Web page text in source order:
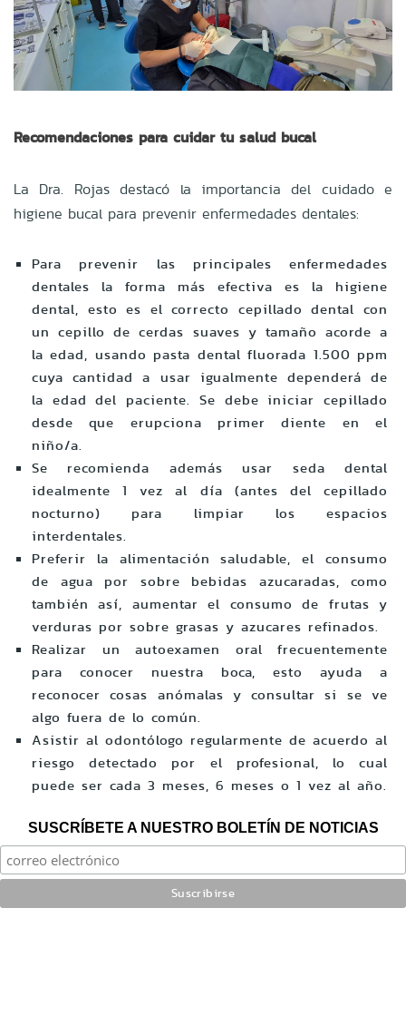
Recomendaciones para cuidar tu salud bucal
La Dra. Rojas destacó la importancia del cuidado e
higiene bucal para prevenir enfermedades dentales:
Para prevenir las principales enfermedades
dentales la forma más efectiva es la higiene
dental, esto es el correcto cepillado dental con
un cepillo de cerdas suaves y tamaño acorde a
la edad, usando pasta dental fluorada 1.500 ppm
cuya cantidad a usar igualmente dependerá de
la edad del paciente. Se debe iniciar cepillado
desde que erupciona primer diente en el
niño/a.
Se recomienda además usar seda dental
idealmente 1 vez al día (antes del cepillado
nocturno) para limpiar los espacios
interdentales.
Preferir la alimentación saludable, el consumo
de agua por sobre bebidas azucaradas, como
también así, aumentar el consumo de frutas y
verduras por sobre grasas y azucares refinados.
Realizar un autoexamen oral frecuentemente
para conocer nuestra boca, esto ayuda a
reconocer cosas anómalas y consultar si se ve
algo fuera de lo común.
Asistir al odontólogo regularmente de acuerdo al
riesgo detectado por el profesional, lo cual
puede ser cada 3 meses, 6 meses o 1 vez al año.
SUSCRÍBETE A NUESTRO BOLETÍN DE NOTICIAS